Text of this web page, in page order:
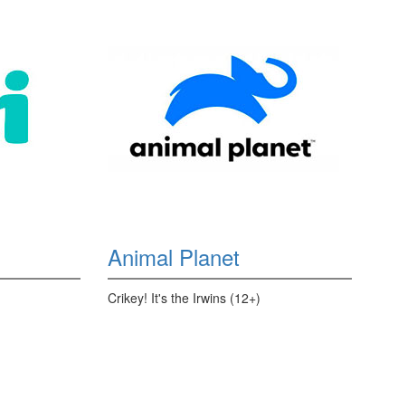
Animal Planet
Crikey! It's the Irwins (12+)